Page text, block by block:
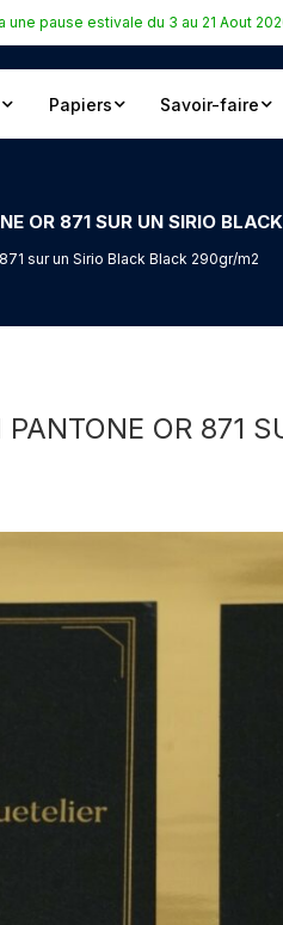
une pause estivale du 3 au 21 Aout
Papiers Savoir-faire
OR 871 SUR UN SIRIO
sur un Sirio Black Black 290gr/m2
PANTONE OR 871